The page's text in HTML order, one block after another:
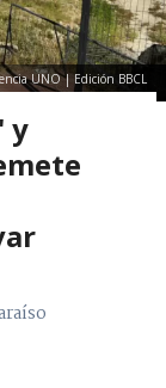
UNO | Edición BBCL
y